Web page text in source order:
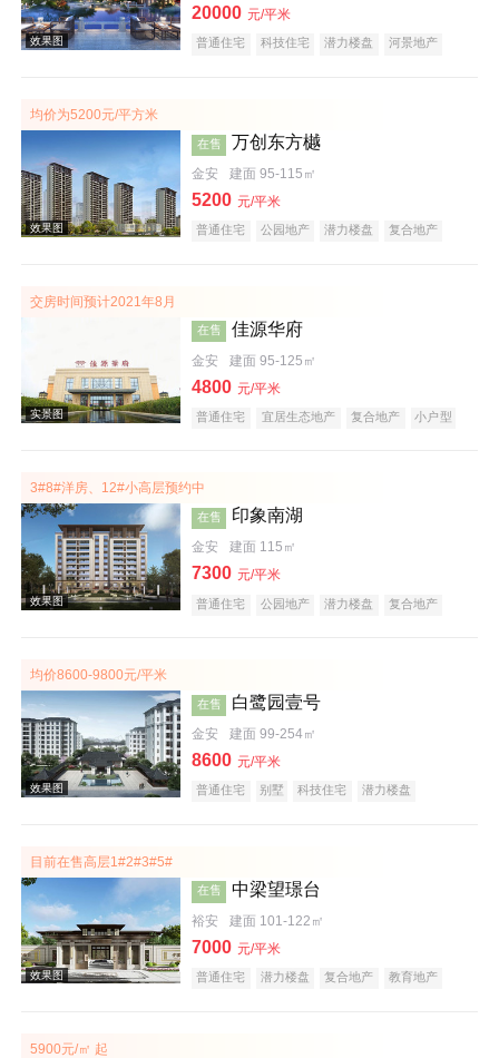
效果图
效果图
20000 元/平米
普通住宅 科技住宅 潜力楼盘
河景地产
均价为5200元/平方米
效果图
在售 万创东方樾
金安 建面 95-115㎡
5200 元/平米
普通住宅 公园地产 潜力楼盘
复合地产
交房时间预计2021年8月
在售 佳源华府
金安 建面 95-125㎡
4800 元/平米
普通住宅 宜居生态地产 复合地产
小户型
3#8#洋房、12#小高层预约中
在售 印象南湖
金安 建面 115㎡
7300 元/平米
普通住宅 公园地产 潜力楼盘
复合地产
均价8600-9800元/平米
在售 白鹭园壹号
金安 建面 99-254㎡
8600 元/平米
普通住宅 别墅 科技住宅
潜力楼盘
目前在售高层1#2#3#5#
在售 中梁望璟台
裕安 建面 101-122㎡
7000 元/平米
普通住宅 潜力楼盘 复合地产
教育地产
5900元/㎡ 起